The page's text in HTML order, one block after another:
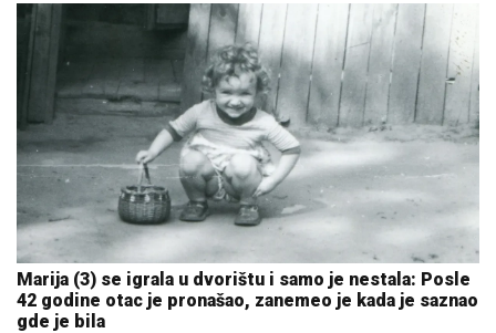
Marija (3) se igrala u dvorištu i samo je nestala: Posle
42 godine otac je pronašao, zanemeo je kada je saznao
gde je bila